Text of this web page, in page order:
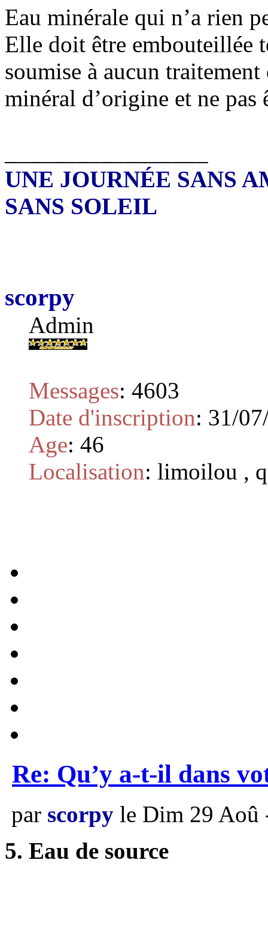
Eau minérale qui n’a rien
Elle doit être embouteillée
soumise à aucun
minéral d’origine et ne pas
UNE JOURNÉE SANS
SANS SOLEIL
scorpy
Admin
Messages: 4603
Date d'inscription: 31/
Age: 46
Localisation: limoilou ,
Re: Qu’y a-t-il dans
par scorpy le Dim 29 Aoû
5. Eau de source